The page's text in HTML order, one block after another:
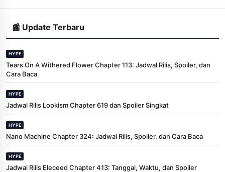
📰 Update Terbaru
HYPE
Tears On A Withered Flower Chapter 113: Jadwal Rilis, Spoiler, dan
Cara Baca
HYPE
Jadwal Rilis Lookism Chapter 619 dan Spoiler Singkat
HYPE
Nano Machine Chapter 324: Jadwal Rilis, Spoiler, dan Cara Baca
HYPE
Jadwal Rilis Eleceed Chapter 413: Tanggal, Waktu, dan Spoiler